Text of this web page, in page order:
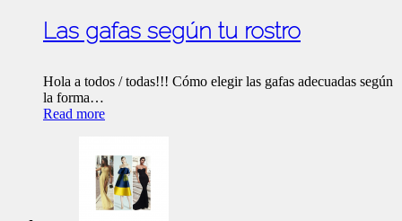
Las gafas según tu rostro
Hola a todos / todas!!! Cómo elegir las gafas adecuadas según
la forma…
Read more